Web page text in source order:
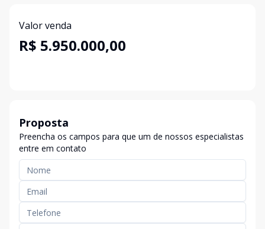
Valor venda
R$ 5.950.000,00
Proposta
Preencha os campos para que um de nossos especialistas
entre em contato